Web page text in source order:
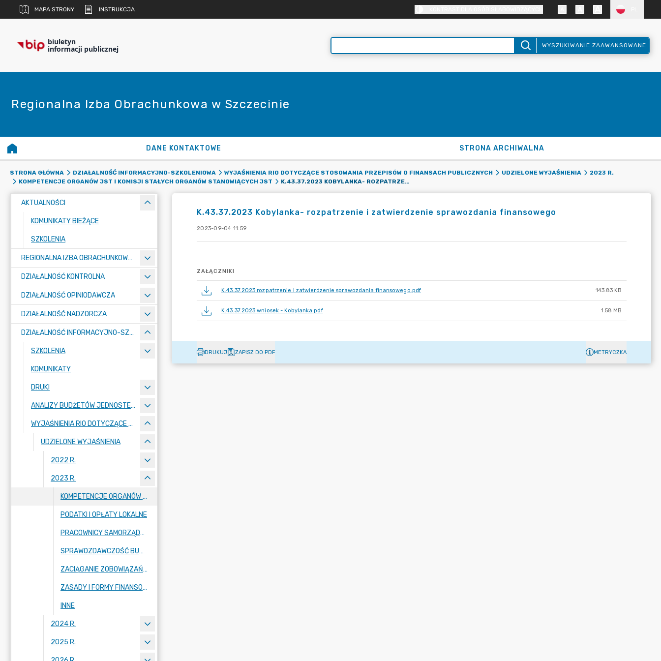
MAPA STRONY INSTRUKCJA
biuletyn
informacji publicznej WYSZUKIWANIE ZAAWANSOWANE
Regionalna Izba Obrachunkowa w Szczecinie
DANE KONTAKTOWE STRONA ARCHIWALNA
STRONA GŁÓWNA DZIAŁALNOŚĆ INFORMACYJNO-SZKOLENIOWA WYJAŚNIENIA RIO DOTYCZĄCE STOSOWANIA PRZEPISÓW O FINANSACH PUBLICZNYCH UDZIELONE WYJAŚNIENIA
2023 R.
KOMPETENCJE ORGANÓW JST I KOMISJI STAŁYCH ORGANÓW STANOWIĄCYCH JST
K.43.37.2023 KOBYLANKA- ROZPATRZENIE I ZATWIERDZENIE SPRAWOZDANIA FINANSOWEGO
AKTUALNOŚCI
KOMUNIKATY BIEŻĄCE
SZKOLENIA
REGIONALNA IZBA OBRACHUNKOWA W SZCZECINIE
DZIAŁALNOŚĆ KONTROLNA
DZIAŁALNOŚĆ OPINIODAWCZA
DZIAŁALNOŚĆ NADZORCZA
DZIAŁALNOŚĆ INFORMACYJNO-SZKOLENIOWA
SZKOLENIA
KOMUNIKATY
DRUKI
ANALIZY BUDŻETÓW JEDNOSTEK SAMORZĄDU TERYTORIALNEGO
WYJAŚNIENIA RIO DOTYCZĄCE STOSOWANIA PRZEPISÓW O FINANSACH PUBLICZNYCH
UDZIELONE WYJAŚNIENIA
2022 R.
2023 R.
KOMPETENCJE ORGANÓW JST I KOMISJI STAŁYCH ORGANÓW STANOWIĄCYCH JST
PODATKI I OPŁATY LOKALNE
PRACOWNICY SAMORZĄDOWI (WYNAGRODZENIA WÓJTA, DODATKOWE WYNAGRODZENIA ROCZNE ITD.)
SPRAWOZDAWCZOŚĆ BUDŻETOWA
ZACIĄGANIE ZOBOWIĄZAŃ (ZOBOWIĄZANIA FINANSOWE I PODPISYWANIE UMÓW)
ZASADY I FORMY FINANSOWANIA ZADAŃ JST
INNE
2024 R.
2025 R.
K.43.37.2023 Kobylanka- rozpatrzenie i zatwierdzenie sprawozdania finansowego
2023-09-04 11:59
ZAŁĄCZNIKI
K.43.37.2023 rozpatrzenie i zatwierdzenie sprawozdania finansowego.pdf 143.83 KB
K.43.37.2023 wniosek - Kobylanka.pdf 1.58 MB
DRUKUJ ZAPISZ DO PDF METRYCZKA